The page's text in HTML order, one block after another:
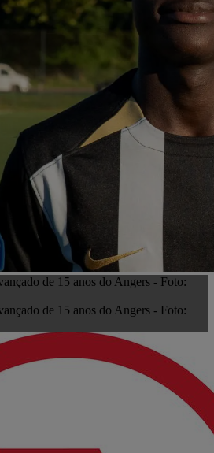
de 15 anos do Angers - Foto:
de 15 anos do Angers - Foto: